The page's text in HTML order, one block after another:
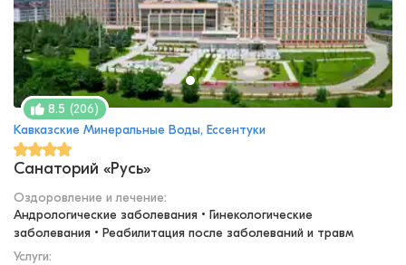
8.5 (206)
Кавказские Минеральные Воды, Ессентуки
Санаторий «Русь»
Оздоровление и лечение:
Андрологические заболевания • Гинекологические
заболевания • Реабилитация после заболеваний и травм
Услуги: